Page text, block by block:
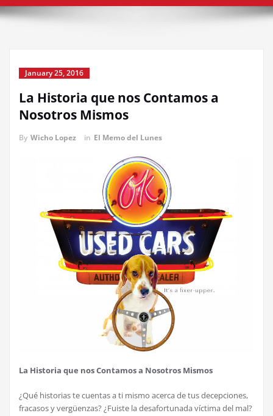
January 25, 2016
La Historia que nos Contamos a
Nosotros Mismos
By Wicho Lopez in El Memo del Lunes
La Historia que nos Contamos a Nosotros Mismos
¿Qué historias te cuentas a ti mismo acerca de tus decepciones,
fracasos y vergüenzas? ¿Fuiste la desafortunada víctima del mal?